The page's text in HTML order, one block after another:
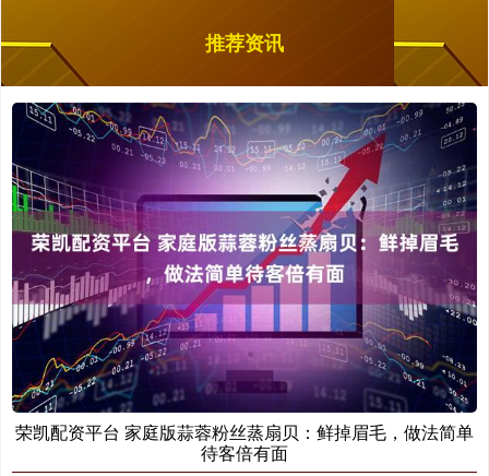
推荐资讯
荣凯配资平台 家庭版蒜蓉粉丝蒸扇贝：鲜掉眉毛，做法简单
待客倍有面